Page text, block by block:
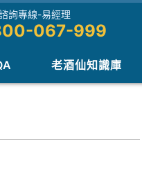
詢專線-易經理
067-999
老酒仙知識庫